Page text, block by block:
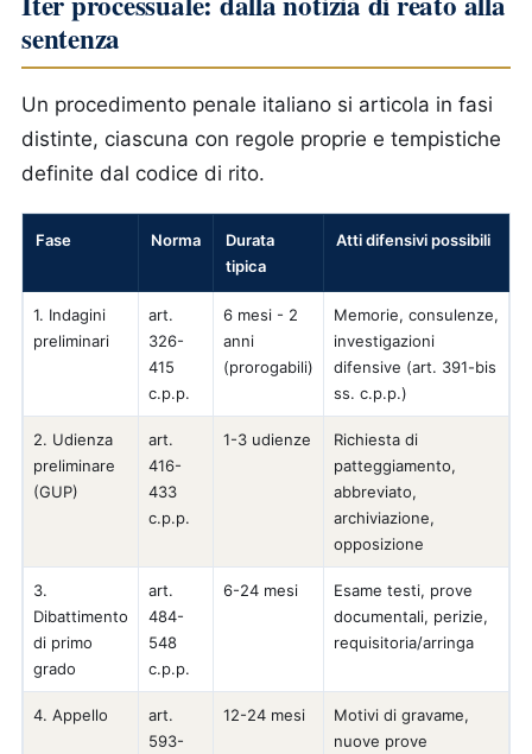
sentenza
Un procedimento penale italiano si articola in fasi
distinte, ciascuna con regole proprie e tempistiche
definite dal codice di rito.
Fase Norma
Durata
tipica
Atti difensivi possibili
1. Indagini
preliminari
art.
326-
415
c.p.p.
6 mesi - 2
anni
(prorogabili)
Memorie, consulenze,
investigazioni
difensive (art. 391-bis
ss. c.p.p.)
2. Udienza
preliminare
(GUP)
art.
416-
433
c.p.p.
1-3 udienze
Richiesta di
patteggiamento,
abbreviato,
archiviazione,
opposizione
3.
Dibattimento
di primo
grado
art.
484-
548
c.p.p.
6-24 mesi
Esame testi, prove
documentali, perizie,
requisitoria/arringa
4. Appello
art.
593-
12-24 mesi
Motivi di gravame,
nuove prove